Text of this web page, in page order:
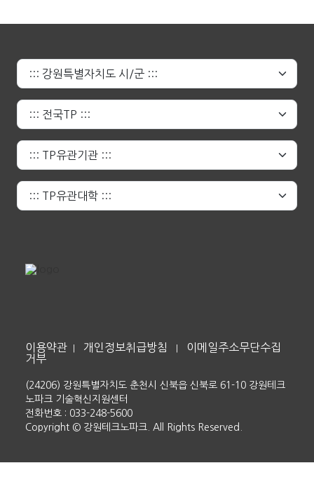
이용약관 개인정보취급방침
이메일주소무단수집
거부
(24206) 강원특별자치도 춘천시 신북읍 신북로 61-10 강원테크
노파크 기술혁신지원센터
전화번호 : 033-248-5600
Copyright © 강원테크노파크. All Rights Reserved.